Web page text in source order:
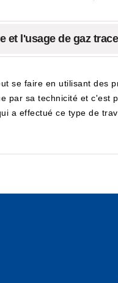
et l'usage de gaz
se faire en utilisant des
par sa technicité et c'est
a effectué ce type de